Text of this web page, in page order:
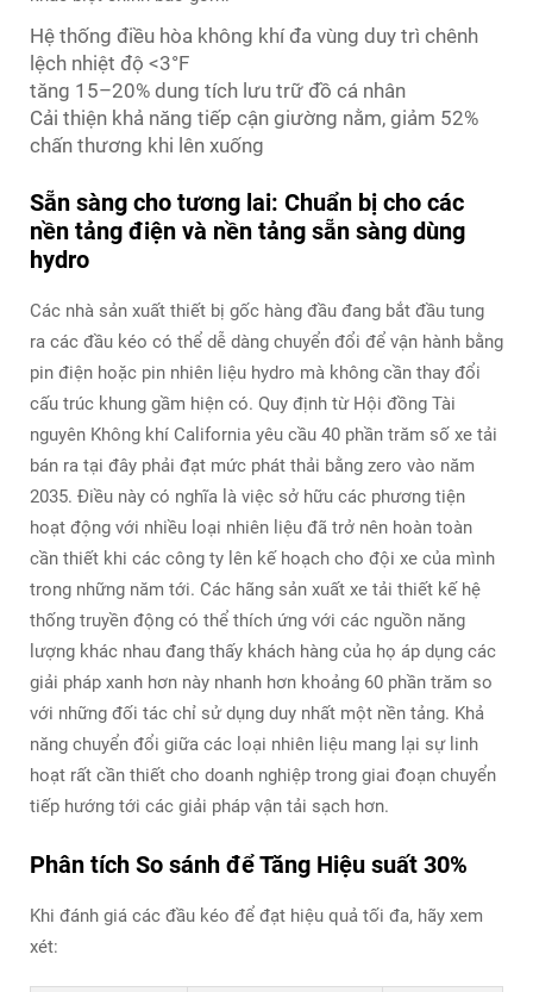
Hệ thống điều hòa không khí đa vùng duy trì chênh
lệch nhiệt độ <3°F
tăng 15–20% dung tích lưu trữ đồ cá nhân
Cải thiện khả năng tiếp cận giường nằm, giảm 52%
chấn thương khi lên xuống
Sẵn sàng cho tương lai: Chuẩn bị cho các
nền tảng điện và nền tảng sẵn sàng dùng
hydro
Các nhà sản xuất thiết bị gốc hàng đầu đang bắt đầu tung
ra các đầu kéo có thể dễ dàng chuyển đổi để vận hành bằng
pin điện hoặc pin nhiên liệu hydro mà không cần thay đổi
cấu trúc khung gầm hiện có. Quy định từ Hội đồng Tài
nguyên Không khí California yêu cầu 40 phần trăm số xe tải
bán ra tại đây phải đạt mức phát thải bằng zero vào năm
2035. Điều này có nghĩa là việc sở hữu các phương tiện
hoạt động với nhiều loại nhiên liệu đã trở nên hoàn toàn
cần thiết khi các công ty lên kế hoạch cho đội xe của mình
trong những năm tới. Các hãng sản xuất xe tải thiết kế hệ
thống truyền động có thể thích ứng với các nguồn năng
lượng khác nhau đang thấy khách hàng của họ áp dụng các
giải pháp xanh hơn này nhanh hơn khoảng 60 phần trăm so
với những đối tác chỉ sử dụng duy nhất một nền tảng. Khả
năng chuyển đổi giữa các loại nhiên liệu mang lại sự linh
hoạt rất cần thiết cho doanh nghiệp trong giai đoạn chuyển
tiếp hướng tới các giải pháp vận tải sạch hơn.
Phân tích So sánh để Tăng Hiệu suất 30%
Khi đánh giá các đầu kéo để đạt hiệu quả tối đa, hãy xem
xét: